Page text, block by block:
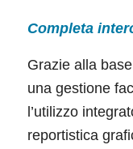
Completa
Grazie alla
una gestione
l’utilizzo
reportistica